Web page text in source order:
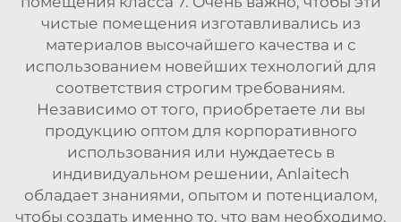
чистые помещения изготавливались из
материалов высочайшего качества и с
использованием новейших технологий для
соответствия строгим требованиям.
Независимо от того, приобретаете ли вы
продукцию оптом для корпоративного
использования или нуждаетесь в
индивидуальном решении, Anlaitech
обладает знаниями, опытом и потенциалом,
чтобы создать именно то, что вам необходимо.